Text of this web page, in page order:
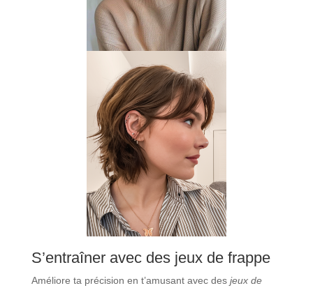
S’entraîner avec des jeux de frappe
Améliore ta précision en t’amusant avec des jeux de